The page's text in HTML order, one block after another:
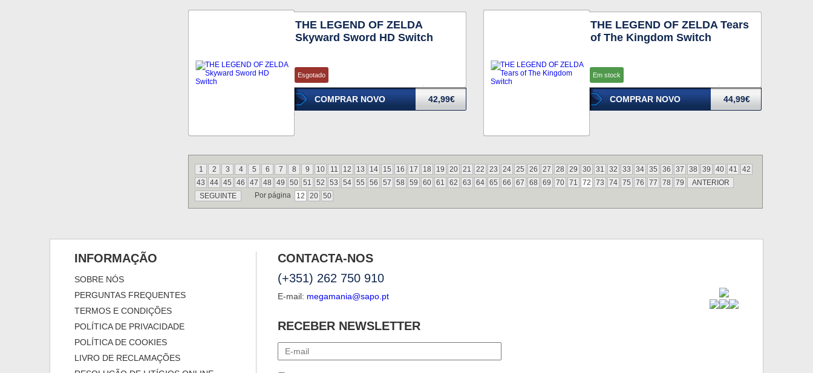
THE LEGEND OF ZELDA
Skyward Sword HD Switch
Esgotado
COMPRAR NOVO 42,99€
THE LEGEND OF ZELDA Tears
of The Kingdom Switch
Em stock
COMPRAR NOVO 44,99€
1 2 3 4 5 6 7 8 9 10 11 12 13 14 15 16 17 18 19 20 21 22 23 24 25 26 27 28 29 30 31 32 33 34 35 36 37 38 39 40 41
42
43
44 45 46 47 48 49 50 51 52 53 54 55 56 57 58 59 60 61 62 63 64 65 66 67 68 69 70 71 72 73 74 75 76 77 78 79
ANTERIOR
SEGUINTE
Por página 12 20 50
INFORMAÇÃO
SOBRE NÓS
PERGUNTAS FREQUENTES
TERMOS E CONDIÇÕES
POLÍTICA DE PRIVACIDADE
POLÍTICA DE COOKIES
LIVRO DE RECLAMAÇÕES
CONTACTA-NOS
(+351) 262 750 910
E-mail: megamania@sapo.pt
RECEBER NEWSLETTER